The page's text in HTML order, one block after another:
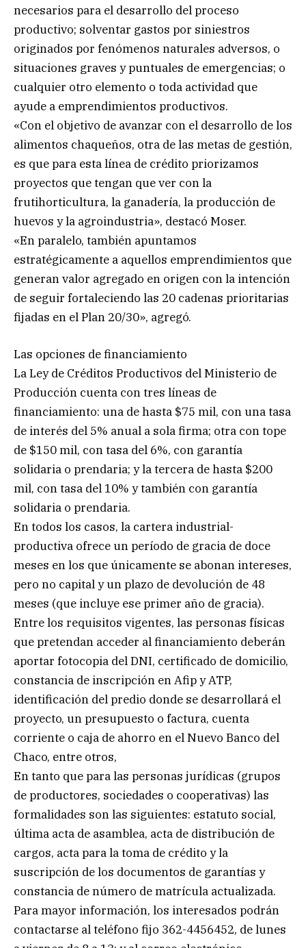
necesarios para el desarrollo del proceso
productivo; solventar gastos por siniestros
originados por fenómenos naturales adversos, o
situaciones graves y puntuales de emergencias; o
cualquier otro elemento o toda actividad que
ayude a emprendimientos productivos.
«Con el objetivo de avanzar con el desarrollo de los
alimentos chaqueños, otra de las metas de gestión,
es que para esta línea de crédito priorizamos
proyectos que tengan que ver con la
frutihorticultura, la ganadería, la producción de
huevos y la agroindustria», destacó Moser.
«En paralelo, también apuntamos
estratégicamente a aquellos emprendimientos que
generan valor agregado en origen con la intención
de seguir fortaleciendo las 20 cadenas prioritarias
fijadas en el Plan 20/30», agregó.
Las opciones de financiamiento
La Ley de Créditos Productivos del Ministerio de
Producción cuenta con tres líneas de
financiamiento: una de hasta $75 mil, con una tasa
de interés del 5% anual a sola firma; otra con tope
de $150 mil, con tasa del 6%, con garantía
solidaria o prendaria; y la tercera de hasta $200
mil, con tasa del 10% y también con garantía
solidaria o prendaria.
En todos los casos, la cartera industrial-
productiva ofrece un período de gracia de doce
meses en los que únicamente se abonan intereses,
pero no capital y un plazo de devolución de 48
meses (que incluye ese primer año de gracia).
Entre los requisitos vigentes, las personas físicas
que pretendan acceder al financiamiento deberán
aportar fotocopia del DNI, certificado de domicilio,
constancia de inscripción en Afip y ATP,
identificación del predio donde se desarrollará el
proyecto, un presupuesto o factura, cuenta
corriente o caja de ahorro en el Nuevo Banco del
Chaco, entre otros,
En tanto que para las personas jurídicas (grupos
de productores, sociedades o cooperativas) las
formalidades son las siguientes: estatuto social,
última acta de asamblea, acta de distribución de
cargos, acta para la toma de crédito y la
suscripción de los documentos de garantías y
constancia de número de matrícula actualizada.
Para mayor información, los interesados podrán
contactarse al teléfono fijo 362-4456452, de lunes